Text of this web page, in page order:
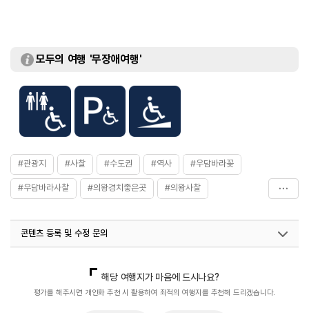
모두의 여행 '무장애여행'
#관광지 #사찰 #수도권 #역사 #우담바라꽃
#우담바라사찰 #의왕경치좋은곳 #의왕사찰
콘텐츠 등록 및 수정 문의
열린관광콘텐츠팀(열린관광-모두의여행)
033-738-3425
해당 여행지가 마음에 드시나요?
평가를 해주시면 개인화 추천 시 활용하여 최적의 여행지를 추천해 드리겠습니다.